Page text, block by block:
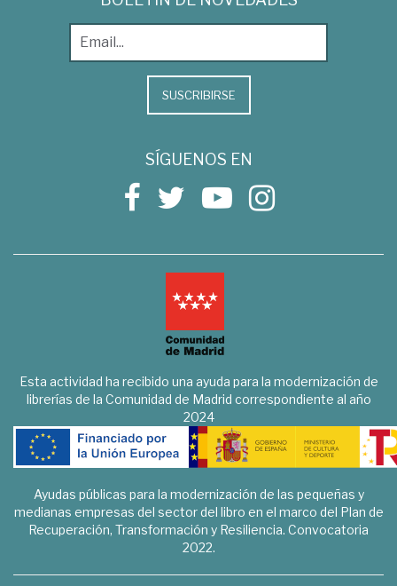
SUSCRIBIRSE
SÍGUENOS EN
Esta actividad ha recibido una ayuda para la modernización de
librerías de la Comunidad de Madrid correspondiente al año
2024
Ayudas públicas para la modernización de las pequeñas y
medianas empresas del sector del libro en el marco del Plan de
Recuperación, Transformación y Resiliencia. Convocatoria
2022.